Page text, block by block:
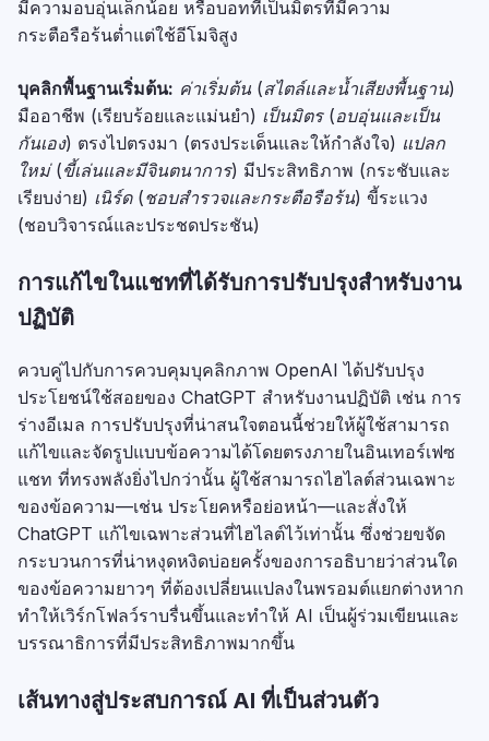
มีความอบอุ่นเล็กน้อย หรือบอทที่เป็นมิตรที่มีความ
กระตือรือร้นต่ำแต่ใช้อีโมจิสูง
บุคลิกพื้นฐานเริ่มต้น: ค่าเริ่มต้น (สไตล์และน้ำเสียงพื้นฐาน)
มืออาชีพ (เรียบร้อยและแม่นยำ) เป็นมิตร (อบอุ่นและเป็น
กันเอง) ตรงไปตรงมา (ตรงประเด็นและให้กำลังใจ) แปลก
ใหม่ (ขี้เล่นและมีจินตนาการ) มีประสิทธิภาพ (กระชับและ
เรียบง่าย) เนิร์ด (ชอบสำรวจและกระตือรือร้น) ขี้ระแวง
(ชอบวิจารณ์และประชดประชัน)
การแก้ไขในแชทที่ได้รับการปรับปรุงสำหรับงาน
ปฏิบัติ
ควบคู่ไปกับการควบคุมบุคลิกภาพ OpenAI ได้ปรับปรุง
ประโยชน์ใช้สอยของ ChatGPT สำหรับงานปฏิบัติ เช่น การ
ร่างอีเมล การปรับปรุงที่น่าสนใจตอนนี้ช่วยให้ผู้ใช้สามารถ
แก้ไขและจัดรูปแบบข้อความได้โดยตรงภายในอินเทอร์เฟซ
แชท ที่ทรงพลังยิ่งไปกว่านั้น ผู้ใช้สามารถไฮไลต์ส่วนเฉพาะ
ของข้อความ—เช่น ประโยคหรือย่อหน้า—และสั่งให้
ChatGPT แก้ไขเฉพาะส่วนที่ไฮไลต์ไว้เท่านั้น ซึ่งช่วยขจัด
กระบวนการที่น่าหงุดหงิดบ่อยครั้งของการอธิบายว่าส่วนใด
ของข้อความยาวๆ ที่ต้องเปลี่ยนแปลงในพรอมต์แยกต่างหาก
ทำให้เวิร์กโฟลว์ราบรื่นขึ้นและทำให้ AI เป็นผู้ร่วมเขียนและ
บรรณาธิการที่มีประสิทธิภาพมากขึ้น
เส้นทางสู่ประสบการณ์ AI ที่เป็นส่วนตัว